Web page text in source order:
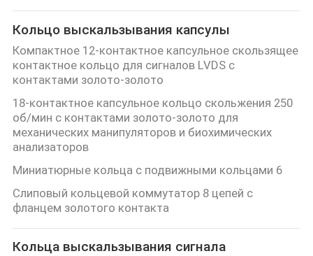
ПРОВЕРКА
КАЧЕСТВА
СВЯЖИТЕСЬ
МЫ
СПРОСИТЕ
ЦИТАТУ
КАРТА
САЙТА
Кольцо выскальзывания капсулы
Компактное 12-контактное капсульное скользящее
контактное кольцо для сигналов LVDS с
контактами золото-золото
18-контактное капсульное кольцо скольжения 250
об/мин с контактами золото-золото для
механических манипуляторов и биохимических
анализаторов
Миниатюрные кольца с подвижными кольцами 6
Слиповый кольцевой коммутатор 8 цепей с
фланцем золотого контакта
Кольца выскальзывания сигнала